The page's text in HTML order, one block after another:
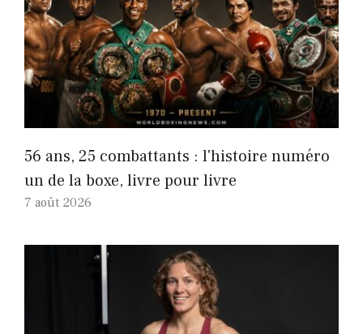
56 ans, 25 combattants : l'histoire numéro
un de la boxe, livre pour livre
7 août 2026